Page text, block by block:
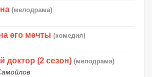
(мелодрама)
его мечты (комедия)
доктор (2 сезон) (мелодрама)